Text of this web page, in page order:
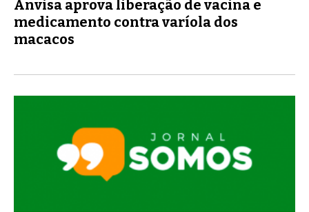
Anvisa aprova liberação de vacina e
medicamento contra varíola dos
macacos